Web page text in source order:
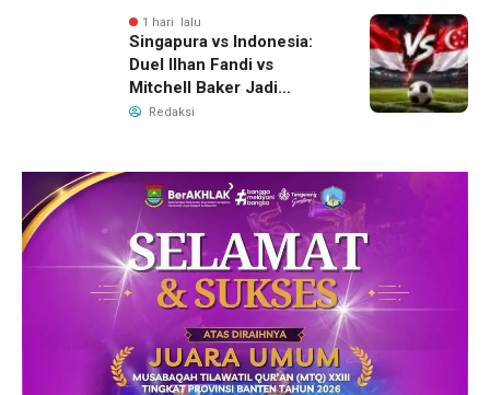
1 hari lalu
Singapura vs Indonesia:
Duel Ilhan Fandi vs
Mitchell Baker Jadi
Sorotan di Piala AFF 2026
Redaksi